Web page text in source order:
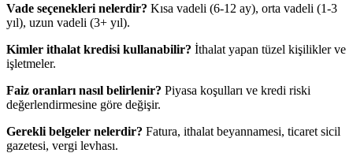
Vade seçenekleri nelerdir? Kısa vadeli (6-12 ay), orta vadeli (1-3
yıl), uzun vadeli (3+ yıl).
Kimler ithalat kredisi kullanabilir? İthalat yapan tüzel kişilikler ve
işletmeler.
Faiz oranları nasıl belirlenir? Piyasa koşulları ve kredi riski
değerlendirmesine göre değişir.
Gerekli belgeler nelerdir? Fatura, ithalat beyannamesi, ticaret sicil
gazetesi, vergi levhası.